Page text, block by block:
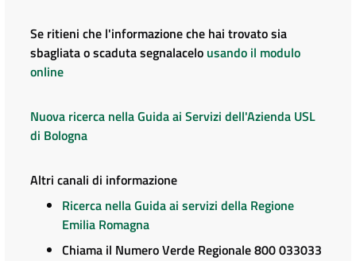
Se ritieni che l'informazione che hai trovato sia
sbagliata o scaduta segnalacelo usando il modulo
online
Nuova ricerca nella Guida ai Servizi dell'Azienda USL
di Bologna
Altri canali di informazione
Ricerca nella Guida ai servizi della Regione
Emilia Romagna
Chiama il Numero Verde Regionale 800 033033